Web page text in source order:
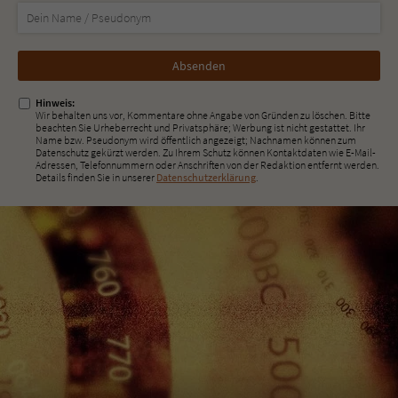
Nicht
ausfüllen!
Hinweis:
Wir behalten uns vor, Kommentare ohne Angabe von Gründen zu löschen. Bitte
beachten Sie Urheberrecht und Privatsphäre; Werbung ist nicht gestattet. Ihr
Name bzw. Pseudonym wird öffentlich angezeigt; Nachnamen können zum
Datenschutz gekürzt werden. Zu Ihrem Schutz können Kontaktdaten wie E-Mail-
Adressen, Telefonnummern oder Anschriften von der Redaktion entfernt werden.
Details finden Sie in unserer Datenschutzerklärung